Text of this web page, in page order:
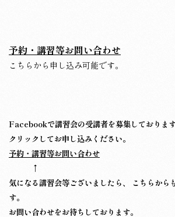
予約・講習等お問い合わせ
こちらから申し込み可能です。
Facebookで講習会の受講者を募集しております
クリックしてお申し込みください。
予約・講習等お問い合わせ
↑
気になる講習会等ございましたら、 こちらから
す。
お問い合わせをお待ちしております。